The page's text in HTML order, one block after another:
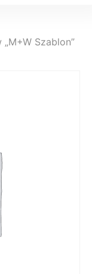
Szablon”